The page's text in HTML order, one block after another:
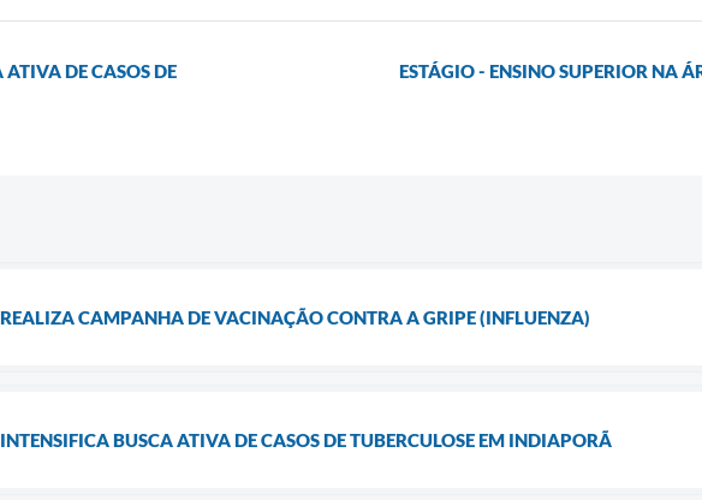
ATIVA DE CASOS DE
ESTÁGIO - ENSINO SUPERIOR NA
REALIZA CAMPANHA DE VACINAÇÃO CONTRA A GRIPE (INFLUENZA)
BUSCA ATIVA DE CASOS DE TUBERCULOSE EM INDIAPORÃ